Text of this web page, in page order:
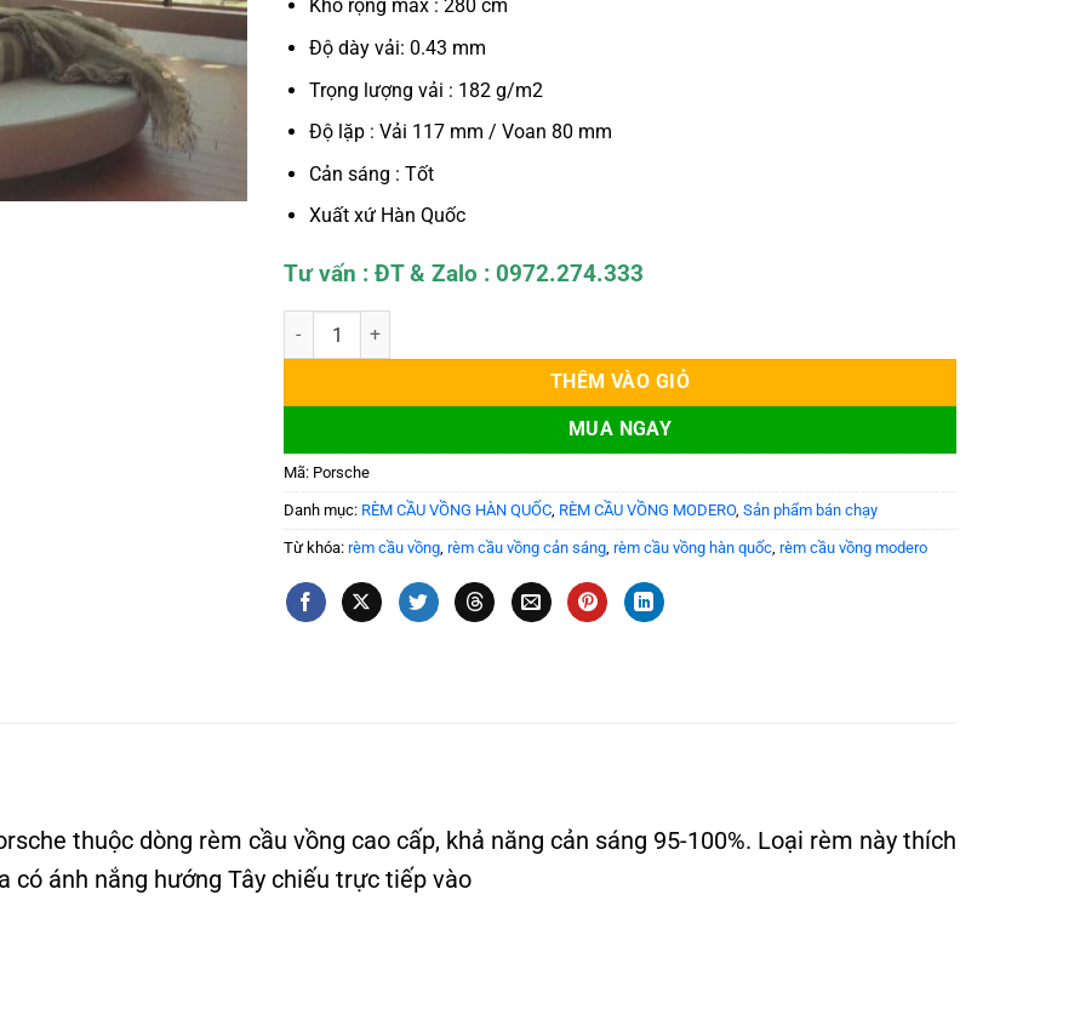
Khổ rộng max : 280 cm
Độ dày vải: 0.43 mm
Trọng lượng vải : 182 g/m2
Độ lặp : Vải 117 mm / Voan 80 mm
Cản sáng : Tốt
Xuất xứ Hàn Quốc
Tư vấn : ĐT & Zalo : 0972.274.333
Rèm Cầu Vồng Cản Sáng Modero Mã Porsche số lượng
THÊM VÀO GIỎ
MUA NGAY
Mã: Porsche
Danh mục: RÈM CẦU VỒNG HÀN QUỐC, RÈM CẦU VỒNG MODERO, Sản phẩm bán chạy
Từ khóa: rèm cầu vồng, rèm cầu vồng cản sáng, rèm cầu vồng hàn quốc, rèm cầu vồng modero
thuộc dòng rèm cầu vồng cao cấp, khả năng cản sáng 95-100%. Loại rèm này thích
có ánh nắng hướng Tây chiếu trực tiếp vào